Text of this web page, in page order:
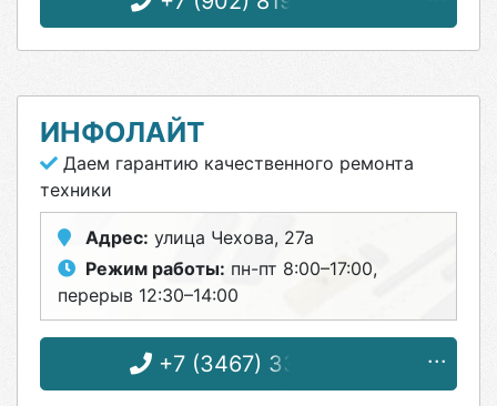
ИНФОЛАЙТ
Даем гарантию качественного ремонта
техники
Адрес: улица Чехова, 27а
Режим работы: пн-пт 8:00–17:00,
перерыв 12:30–14:00
+7 (3467) 33-39-12